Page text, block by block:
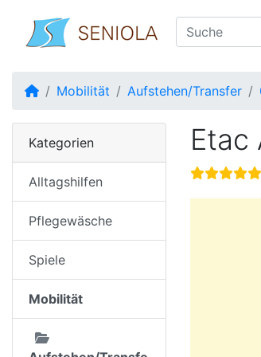
Startseite
Mobilität Aufstehen/Transfer
Etac
Kategorien
Alltagshilfen
Pflegewäsche
Spiele
Mobilität